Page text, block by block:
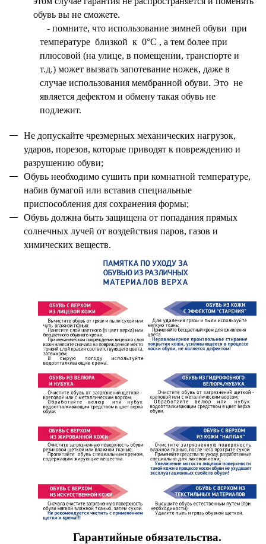
обувь вы не сможете.
- помните, что использование зимней обуви при
температуре близкой к 0°С , а тем более при
плюсовой (на улице, в помещении, транспорте и
т.д.) может вызвать запотевание ножек, даже в
случае использования мембранной обуви. Это не
является дефектом и обмену такая обувь не
подлежит.
Не допускайте чрезмерных механических нагрузок,
ударов, порезов, которые приводят к повреждению и
разрушению обуви;
Обувь необходимо сушить при комнатной температуре,
набив бумагой или вставив специальные
приспособления для сохранения формы;
Обувь должна быть защищена от попадания прямых
солнечных лучей от воздействия паров, газов и
химических веществ.
Гарантийные обязательства.